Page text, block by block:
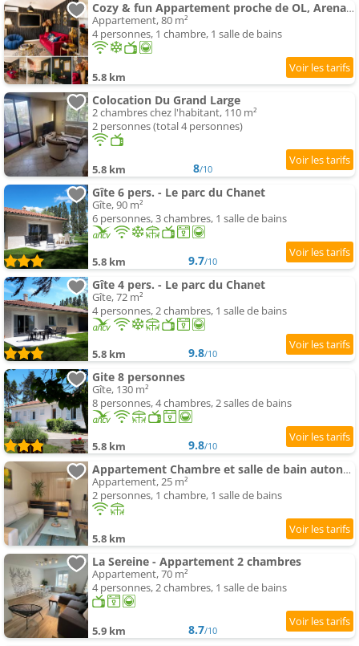
Cozy & fun Appartement proche de OL, Arena, Eurexpo & Lyon
Appartement, 80 m²
4 personnes, 1 chambre, 1 salle de bains
5.8 km
Colocation Du Grand Large
2 chambres chez l'habitant, 110 m²
2 personnes (total 4 personnes)
5.8 km 8/10
Gîte 6 pers. - Le parc du Chanet
Gîte, 90 m²
6 personnes, 3 chambres, 1 salle de bains
5.8 km 9.7/10
Gîte 4 pers. - Le parc du Chanet
Gîte, 72 m²
4 personnes, 2 chambres, 1 salle de bains
5.8 km 9.8/10
Gite 8 personnes
Gîte, 130 m²
8 personnes, 4 chambres, 2 salles de bains
5.8 km 9.8/10
Appartement Chambre et salle de bain autonome dans notre maison
Appartement, 25 m²
2 personnes, 1 chambre, 1 salle de bains
5.8 km
La Sereine - Appartement 2 chambres
Appartement, 70 m²
4 personnes, 2 chambres, 1 salle de bains
5.9 km 8.7/10